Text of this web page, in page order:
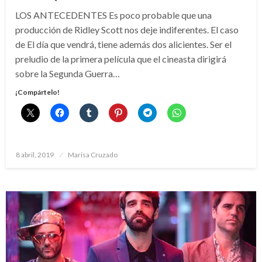
LOS ANTECEDENTES Es poco probable que una
producción de Ridley Scott nos deje indiferentes. El caso
de El día que vendrá, tiene además dos alicientes. Ser el
preludio de la primera película que el cineasta dirigirá
sobre la Segunda Guerra…
¡Compártelo!
Publicado
8 abril, 2019 Marisa Cruzado